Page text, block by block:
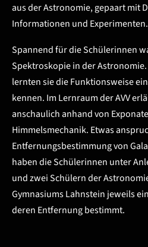
aus der Astronomie, gepaart mit
Informationen und Experimenten.
Spannend für die Schülerinnen
Spektroskopie in der
lernten sie die Funktionsweise
kennen. Im Lernraum der AVV
anschaulich anhand von
Himmelsmechanik. Etwas
Entfernungsbestimmung von
haben die Schülerinnen unter
und zwei Schülern der
Gymnasiums Lahnstein jeweils
deren Entfernung bestimmt.